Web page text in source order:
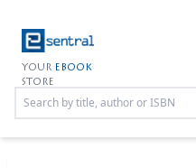
YOUR EBOOK
STORE